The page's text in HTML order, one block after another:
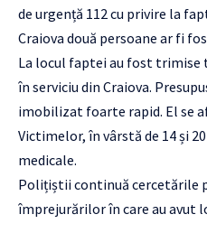
de urgență 112 cu privire la
Craiova două persoane ar fi
La locul faptei au fost
în serviciu din Craiova.
imobilizat foarte rapid. El se
Victimelor, în vârstă de 14 și
medicale.
Polițiștii continuă cercetările
împrejurărilor în care au avut